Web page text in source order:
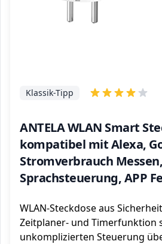
ANTELA WLAN Smart
kompatibel mit Alexa,
Stromverbrauch
Sprachsteuerung, APP
Klassik-Tipp
WLAN-Steckdose aus
Zeitplaner- und Timerfunktion
unkomplizierten Steuerung